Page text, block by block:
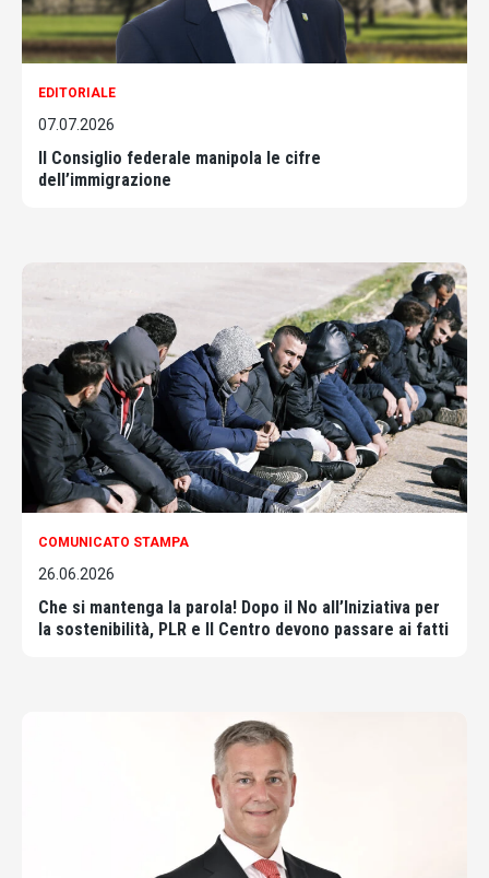
EDITORIALE
07.07.2026
Il Consiglio federale manipola le cifre
dell’immigrazione
COMUNICATO STAMPA
26.06.2026
Che si mantenga la parola! Dopo il No all’Iniziativa per
la sostenibilità, PLR e Il Centro devono passare ai fatti